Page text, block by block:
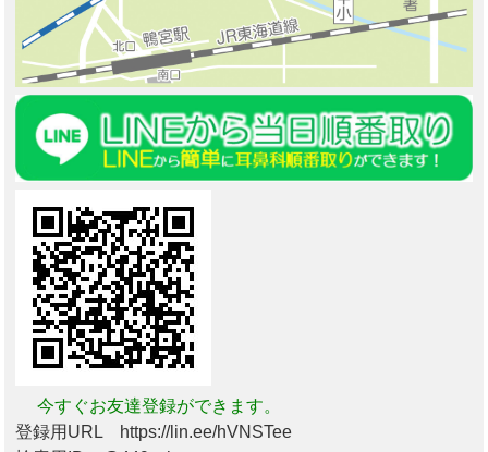
今すぐお友達登録ができます。
登録用URL https://lin.ee/hVNSTee